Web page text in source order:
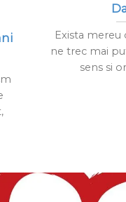
Exista
ne trec mai
sens si